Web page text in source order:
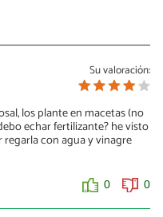
Su valoración:
los plante en macetas (no
echar fertilizante? he visto
regarla con agua y vinagre
0 0